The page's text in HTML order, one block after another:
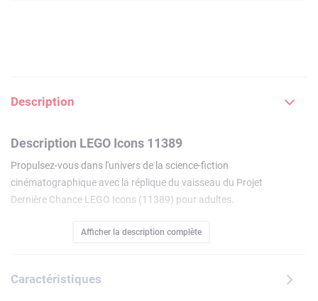
Description
Description LEGO Icons 11389
Propulsez-vous dans l'univers de la science-fiction
cinématographique avec la réplique du vaisseau du Projet
Dernière Chance LEGO Icons (11389) pour adultes.
vaisseau interstellaire mythique avec cette réplique
Puis ajoutez la minifigurine de Ryland Grace et la figurine de
Afficher la description complète
Caractéristiques